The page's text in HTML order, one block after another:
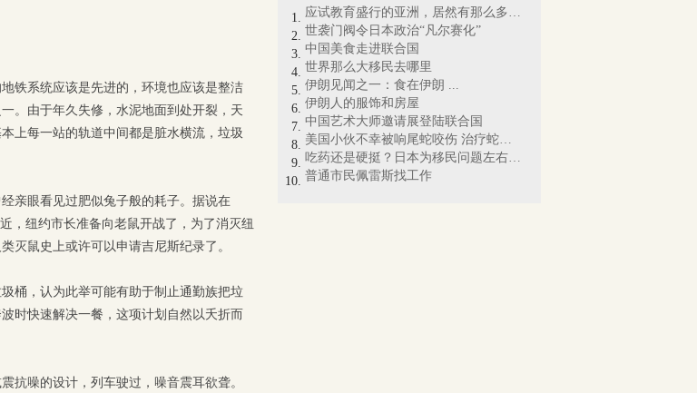
应试教育盛行的亚洲，居然有那么多考试“...
世袭门阀令日本政治“凡尔赛化”
中国美食走进联合国
世界那么大移民去哪里
伊朗见闻之一：食在伊朗 ...
伊朗人的服饰和房屋
中国艺术大师邀请展登陆联合国
美国小伙不幸被响尾蛇咬伤 治疗蛇咬花费1...
吃药还是硬挺？日本为移民问题左右为难
普通市民佩雷斯找工作
铁系统应该是先进的，环境也应该是整洁
。由于年久失修，水泥地面到处开裂，天
上每一站的轨道中间都是脏水横流，垃圾
亲眼看见过肥似兔子般的耗子。据说在
，纽约市长准备向老鼠开战了，为了消灭纽
灭鼠史上或许可以申请吉尼斯纪录了。
桶，认为此举可能有助于制止通勤族把垃
时快速解决一餐，这项计划自然以夭折而
抗噪的设计，列车驶过，噪音震耳欲聋。